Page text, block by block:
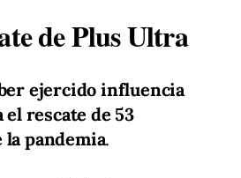
de Plus Ultra
ejercido influencia
rescate de 53
pandemia.